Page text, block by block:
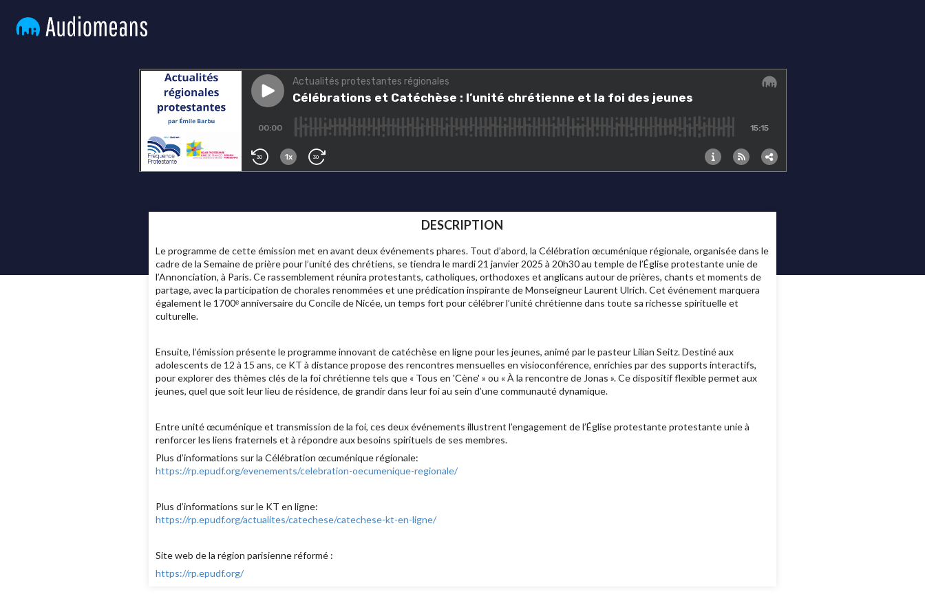
DESCRIPTION
Le programme de cette émission met en avant deux événements phares. Tout d’abord, la Célébration œcuménique régionale, organisée dans le
cadre de la Semaine de prière pour l’unité des chrétiens, se tiendra le mardi 21 janvier 2025 à 20h30 au temple de l’Église protestante unie de
l’Annonciation, à Paris. Ce rassemblement réunira protestants, catholiques, orthodoxes et anglicans autour de prières, chants et moments de
partage, avec la participation de chorales renommées et une prédication inspirante de Monseigneur Laurent Ulrich. Cet événement marquera
également le 1700ᵉ anniversaire du Concile de Nicée, un temps fort pour célébrer l’unité chrétienne dans toute sa richesse spirituelle et
culturelle.
Ensuite, l’émission présente le programme innovant de catéchèse en ligne pour les jeunes, animé par le pasteur Lilian Seitz. Destiné aux
adolescents de 12 à 15 ans, ce KT à distance propose des rencontres mensuelles en visioconférence, enrichies par des supports interactifs,
pour explorer des thèmes clés de la foi chrétienne tels que « Tous en 'Cène' » ou « À la rencontre de Jonas ». Ce dispositif flexible permet aux
jeunes, quel que soit leur lieu de résidence, de grandir dans leur foi au sein d’une communauté dynamique.
Entre unité œcuménique et transmission de la foi, ces deux événements illustrent l’engagement de l’Église protestante protestante unie à
renforcer les liens fraternels et à répondre aux besoins spirituels de ses membres.
Plus d’informations sur la Célébration œcuménique régionale:
https://rp.epudf.org/evenements/celebration-oecumenique-regionale/
Plus d’informations sur le KT en ligne:
https://rp.epudf.org/actualites/catechese/catechese-kt-en-ligne/
Site web de la région parisienne réformé :
https://rp.epudf.org/